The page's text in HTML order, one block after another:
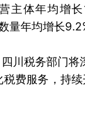
主体年均增
量年均增长
川税务部门
费服务，持